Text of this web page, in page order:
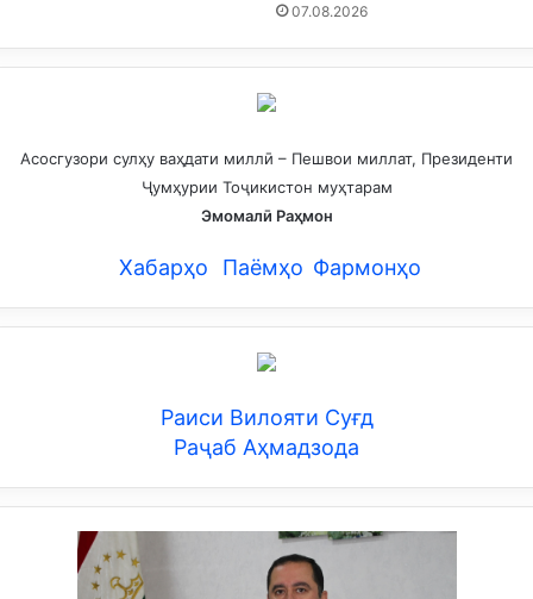
07.08.2026
Асосгузори сулҳу ваҳдати миллӣ – Пешвои миллат, Президенти
Ҷумҳурии Тоҷикистон муҳтарам
Эмомалӣ Раҳмон
Хабарҳо Паёмҳо Фармонҳо
Раиси Вилояти Суғд
Раҷаб Аҳмадзода